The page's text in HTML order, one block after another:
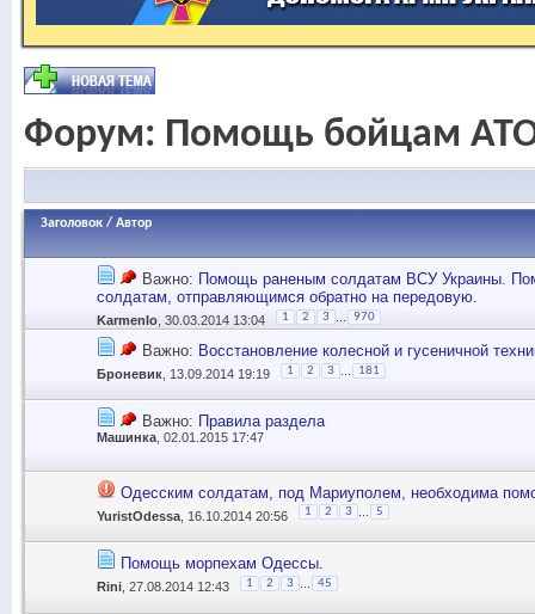
Форум: Помощь бойцам
Заголовок / Автор
Важно: Помощь раненым солдатам ВСУ Украины.
солдатам, отправляющимся обратно на передовую.
KarmenIo , 30.03.2014 13:04 1 2 3 970
Важно: Восстановление колесной и гусеничной
Броневик , 13.09.2014 19:19 1 2 3 181
Важно: Правила раздела
Машинка , 02.01.2015 17:47
Одесским солдатам, под Мариуполем, необходима
YuristOdessa , 16.10.2014 20:56 1 2 3 ... 5
Помощь морпехам Одессы.
Rini , 27.08.2014 12:43 1 2 3 45